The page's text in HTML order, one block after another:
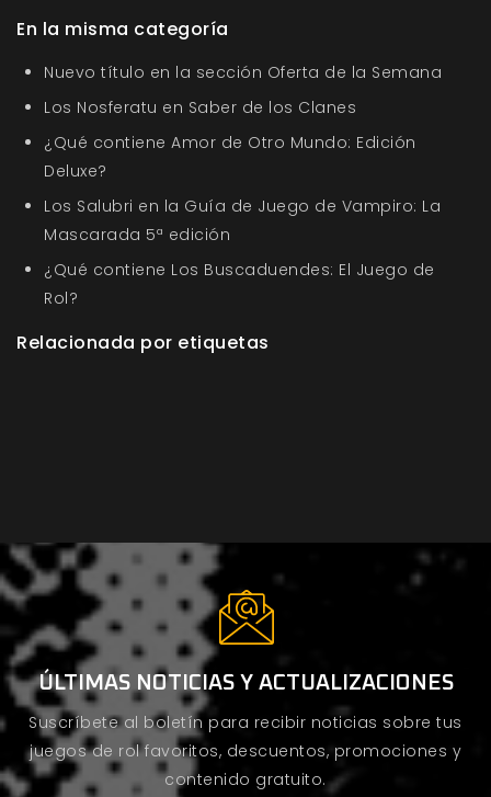
En la misma categoría
Nuevo título en la sección Oferta de la Semana
Los Nosferatu en Saber de los Clanes
¿Qué contiene Amor de Otro Mundo: Edición
Deluxe?
Los Salubri en la Guía de Juego de Vampiro: La
Mascarada 5ª edición
¿Qué contiene Los Buscaduendes: El Juego de
Rol?
Relacionada por etiquetas
ÚLTIMAS NOTICIAS Y ACTUALIZACIONES
Suscríbete al boletín para recibir noticias sobre tus
juegos de rol favoritos, descuentos, promociones y
contenido gratuito.